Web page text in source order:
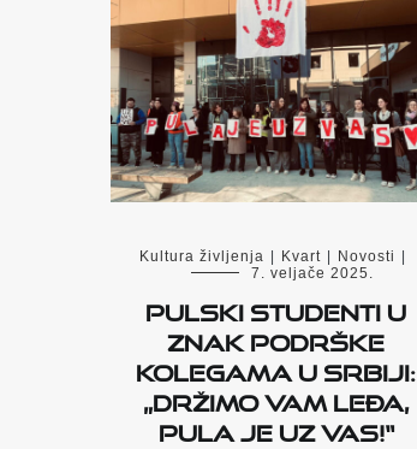
Kultura življenja Kvart Novosti
7. veljače 2025.
Pulski studenti u
znak podrške
kolegama u Srbiji:
„Držimo vam leđa,
Pula je uz vas!“